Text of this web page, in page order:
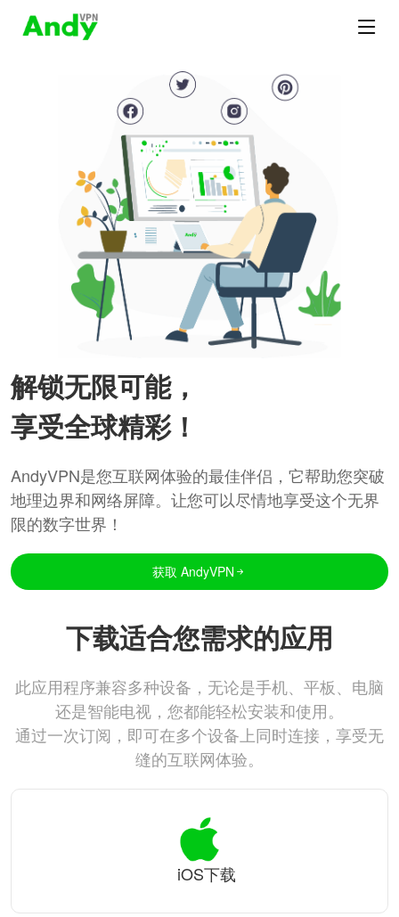
解锁无限可能，
享受全球精彩！
AndyVPN是您互联网体验的最佳伴侣，它帮助您突破
地理边界和网络屏障。让您可以尽情地享受这个无界
限的数字世界！
获取 AndyVPN
下载适合您需求的应用
此应用程序兼容多种设备，无论是手机、平板、电脑
还是智能电视，您都能轻松安装和使用。
通过一次订阅，即可在多个设备上同时连接，享受无
缝的互联网体验。
iOS下载